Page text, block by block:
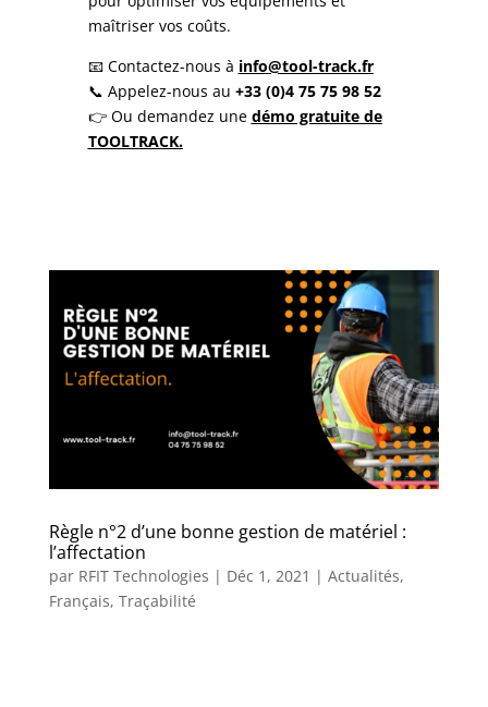
maîtriser vos coûts.
📧 Contactez-nous à info@tool-track.fr
📞 Appelez-nous au +33 (0)4 75 75 98 52
👉 Ou demandez une démo gratuite de
TOOLTRACK.
Règle n°2 d’une bonne gestion de matériel :
l’affectation
par RFIT Technologies | Déc 1, 2021 | Actualités,
Français, Traçabilité